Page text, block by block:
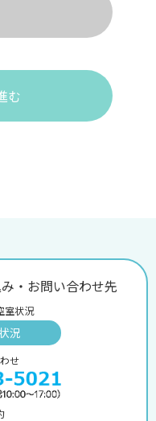
む
・お問い合わせ先
室状況
況
せ